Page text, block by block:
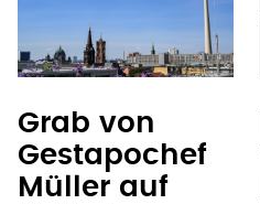
Grab von
Gestapochef
Müller auf